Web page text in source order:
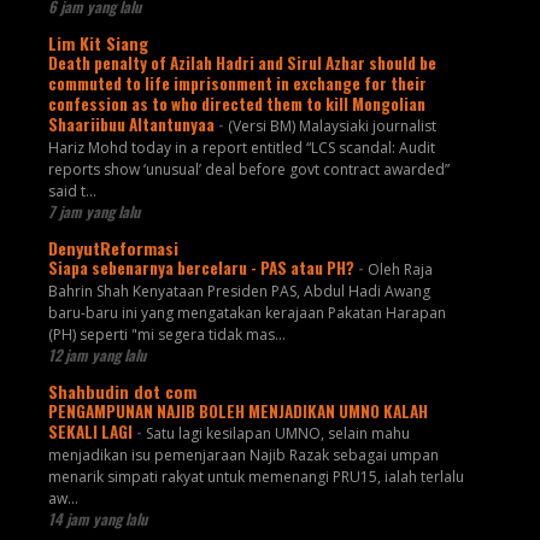
6 jam yang lalu
Lim Kit Siang
Death penalty of Azilah Hadri and Sirul Azhar should be
commuted to life imprisonment in exchange for their
confession as to who directed them to kill Mongolian
Shaariibuu Altantunyaa - (Versi BM) Malaysiaki journalist
Hariz Mohd today in a report entitled “LCS scandal: Audit
reports show ‘unusual’ deal before govt contract awarded”
said t...
7 jam yang lalu
DenyutReformasi
Siapa sebenarnya bercelaru - PAS atau PH? - Oleh Raja
Bahrin Shah Kenyataan Presiden PAS, Abdul Hadi Awang
baru-baru ini yang mengatakan kerajaan Pakatan Harapan
(PH) seperti "mi segera tidak mas...
12 jam yang lalu
Shahbudin dot com
PENGAMPUNAN NAJIB BOLEH MENJADIKAN UMNO KALAH
SEKALI LAGI - Satu lagi kesilapan UMNO, selain mahu
menjadikan isu pemenjaraan Najib Razak sebagai umpan
menarik simpati rakyat untuk memenangi PRU15, ialah terlalu
aw...
14 jam yang lalu